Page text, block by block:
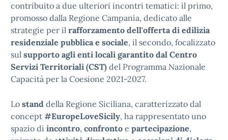
contribuito a due ulteriori incontri tematici: il primo,
promosso dalla Regione Campania, dedicato alle
strategie per il rafforzamento dell'offerta di edilizia
residenziale pubblica e sociale, il secondo, focalizzato
sul supporto agli enti locali garantito dal Centro
Servizi Territoriali (CST) del Programma Nazionale
Capacità per la Coesione 2021-2027.
Lo stand della Regione Siciliana, caratterizzato dal
concept #EuropeLoveSicily, ha rappresentato uno
spazio di incontro, confronto e partecipazione,